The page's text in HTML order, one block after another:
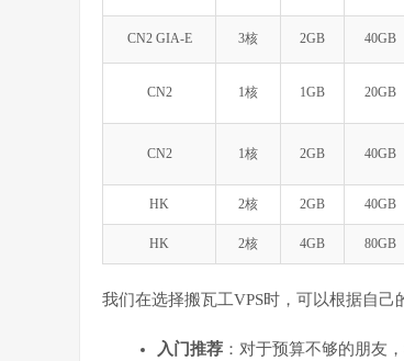
CN2 GIA-E 3核 2GB 40GB
CN2 1核 1GB 20GB
CN2 1核 2GB 40GB
HK 2核 2GB 40GB
HK 2核 4GB 80GB
我们在选择搬瓦工VPS时，可以根据自己
入门推荐 ：对于预算不够的朋友